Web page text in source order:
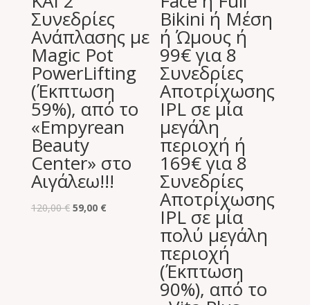
Συνεδρίες
Ανάπλασης με
Magic Pot
PowerLifting
(Έκπτωση
59%), από το
«Empyrean
Beauty
Center» στο
Αιγάλεω!!!
120,00€ Original
59,00 €Η
Bikini ή Μέση
ή Ώμους ή
99€ για 8
Συνεδρίες
Αποτρίχωσης
IPL σε μία
μεγάλη
περιοχή ή
169€ για 8
Συνεδρίες
Αποτρίχωσης
IPL σε μία
πολύ μεγάλη
περιοχή
(Έκπτωση
90%), από το